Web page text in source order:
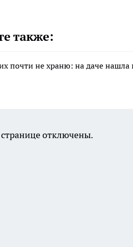
также:
почти не храню: на даче
отключены.